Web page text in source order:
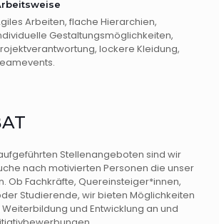
Arbeiten, flache Hierarchien,
Gestaltungsmöglichkeiten,
lockere Kleidung,
Stellenangeboten sind wir
nach motivierten Personen die unser
Ob Fachkräfte, Quereinsteiger*innen,
Studierende, wir bieten Möglichkeiten
und Entwicklung an und